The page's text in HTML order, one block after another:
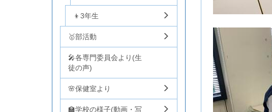
👦3年生
🥇部活動
🎤各専門委員会より(生
徒の声)
🌸保健室より
🏫学校の様子(動画・写